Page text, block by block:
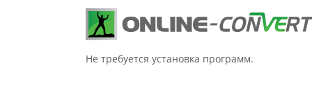
Не требуется установка программ.